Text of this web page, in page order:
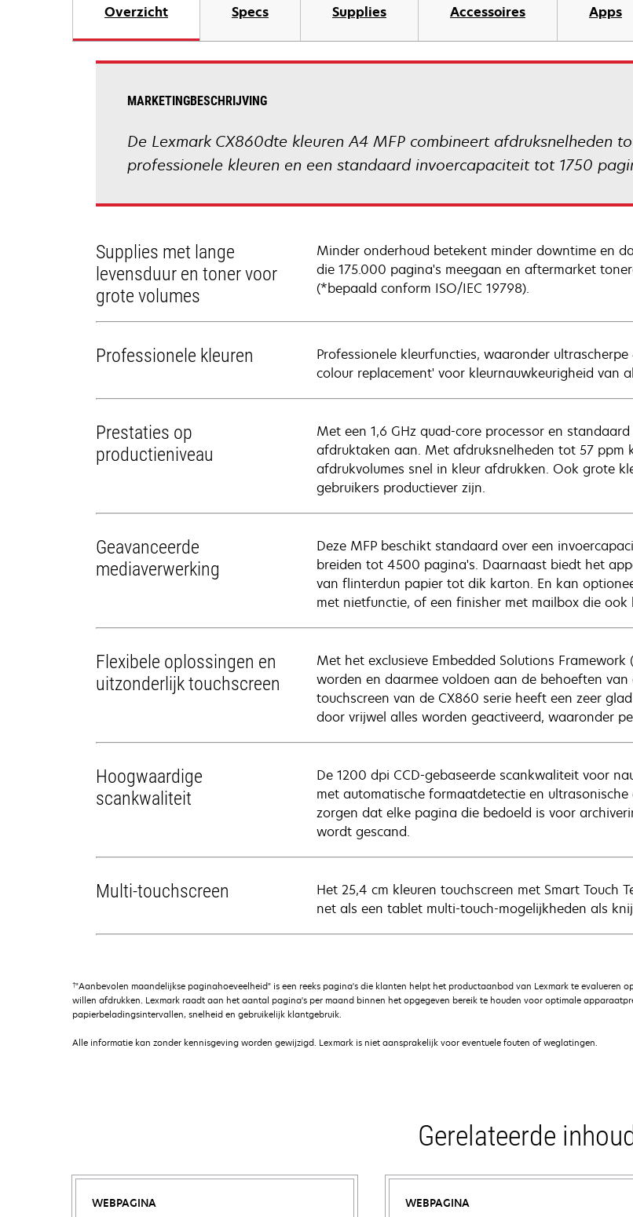
Overzicht
Specs Supplies Accessoires Apps
MARKETINGBESCHRIJVING
De Lexmark CX860dte kleuren A4 MFP combineert afdruksnelheden
professionele kleuren en een standaard invoercapaciteit tot 1750
Supplies met lange
levensduur en toner voor
grote volumes
Minder onderhoud betekent minder downtime en
die 175.000 pagina's meegaan en aftermarket
(*bepaald conform ISO/IEC 19798).
Professionele kleuren
Professionele kleurfuncties, waaronder
colour replacement' voor kleurnauwkeurigheid van
Prestaties op
productieniveau
Met een 1,6 GHz quad-core processor en
afdruktaken aan. Met afdruksnelheden tot 57 ppm
afdrukvolumes snel in kleur afdrukken. Ook grote
gebruikers productiever zijn.
Geavanceerde
mediaverwerking
Deze MFP beschikt standaard over een
breiden tot 4500 pagina's. Daarnaast biedt het
van flinterdun papier tot dik karton. En kan
met nietfunctie, of een finisher met mailbox die
Flexibele oplossingen en
uitzonderlijk touchscreen
Met het exclusieve Embedded Solutions
worden en daarmee voldoen aan de behoeften
touchscreen van de CX860 serie heeft een zeer
door vrijwel alles worden geactiveerd, waaronder
Hoogwaardige
scankwaliteit
De 1200 dpi CCD-gebaseerde scankwaliteit voor
met automatische formaatdetectie en
zorgen dat elke pagina die bedoeld is voor
wordt gescand.
Multi-touchscreen
Het 25,4 cm kleuren touchscreen met Smart Touch
net als een tablet multi-touch-mogelijkheden als
†"Aanbevolen maandelijkse paginahoeveelheid" is een reeks pagina's die klanten helpt het productaanbod van Lexmark te
willen afdrukken. Lexmark raadt aan het aantal pagina's per maand binnen het opgegeven bereik te houden voor optimale
papierbeladingsintervallen, snelheid en gebruikelijk klantgebruik.
Alle informatie kan zonder kennisgeving worden gewijzigd. Lexmark is niet aansprakelijk voor eventuele fouten of weglatingen.
Gerelateerde inhoud
WEBPAGINA WEBPAGINA